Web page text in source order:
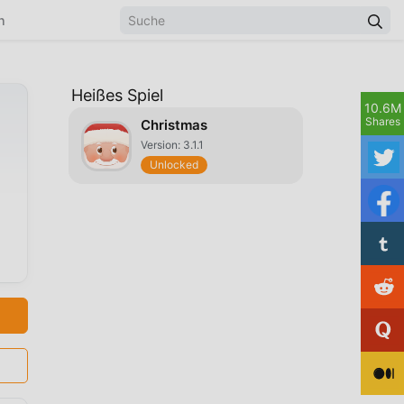
Heißes Spiel
Christmas
Version: 3.1.1
Unlocked
10.6M
Shares